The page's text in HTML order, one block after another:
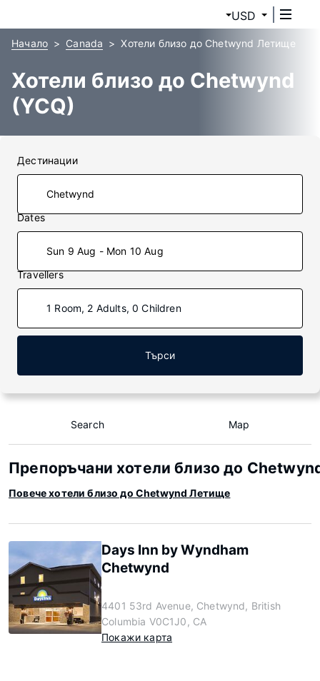
USD
Начало Canada Хотели близо до Chetwynd Летище
Хотели близо до Chetwynd
(YCQ)
Дестинации
Dates
Sun 9 Aug - Mon 10 Aug
Travellers
1 Room, 2 Adults, 0 Children
Търси
Search Map
Препоръчани хотели близо до
Повече хотели близо до Chetwynd Летище
Days Inn by Wyndham
Chetwynd
4401 53rd Avenue, Chetwynd, British
Columbia V0C1J0, CA
Покажи карта